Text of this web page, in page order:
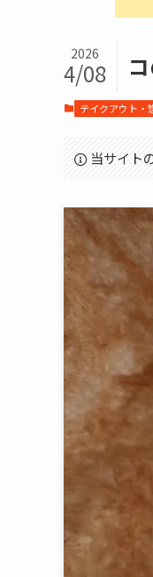
2026
4/08
テイクアウト・
当サイト